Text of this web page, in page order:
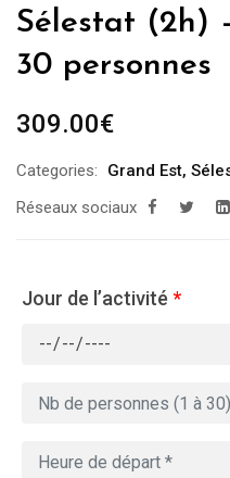
Sélestat (2h)
30 personnes
309.00€
Categories: Grand Est,
Réseaux sociaux
Jour de l’activité *